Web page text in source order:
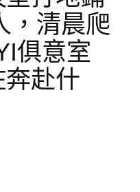
，清晨爬
俱意室
奔赴什